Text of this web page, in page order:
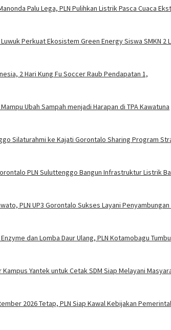
Palu Lega, PLN Pulihkan Listrik Pasca Cuaca
Luwuk Perkuat Ekosistem Green Energy Siswa SMKN 2
2 Hari Kung Fu Soccer Raub Pendapatan 1,
Mampu Ubah Sampah menjadi Harapan di TPA Kawatuna
Silaturahmi ke Kajati Gorontalo Sharing Program
PLN Suluttenggo Bangun Infrastruktur Listrik
PLN UP3 Gorontalo Sukses Layani
dan Lomba Daur Ulang, PLN Kotamobagu
Kampus Yantek untuk Cetak SDM Siap Melayani
2026 Tetap, PLN Siap Kawal Kebijakan